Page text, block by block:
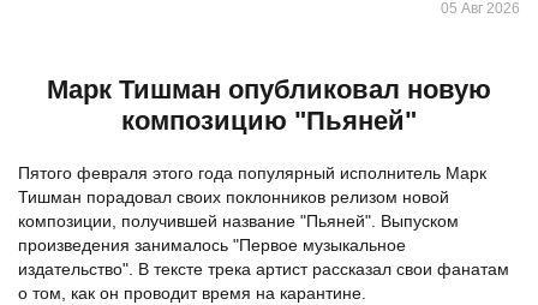
05 Авг 2026
Марк Тишман опубликовал новую
композицию "Пьяней"
Пятого февраля этого года популярный исполнитель Марк
Тишман порадовал своих поклонников релизом новой
композиции, получившей название "Пьяней". Выпуском
произведения занималось "Первое музыкальное
издательство". В тексте трека артист рассказал свои фанатам
о том, как он проводит время на карантине.